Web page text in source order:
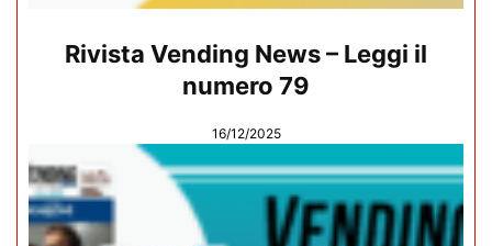
Rivista Vending News – Leggi il
numero 79
16/12/2025